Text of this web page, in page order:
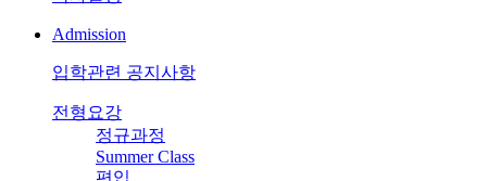
Admission
입학관련 공지사항
전형요강
정규과정
Summer Class
편입